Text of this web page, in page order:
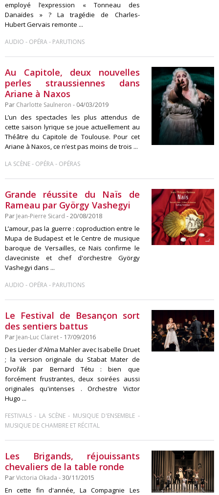
employé l’expression « Tonneau des
Danaïdes » ? La tragédie de Charles-
Hubert Gervais remonte ...
AUDIO - OPÉRA- PARUTIONS
Au Capitole, deux nouvelles
perles straussiennes dans
Ariane à Naxos
Par Charlotte Saulneron - 04/03/2019
L’un des spectacles les plus attendus de
cette saison lyrique se joue actuellement au
Théâtre du Capitole de Toulouse. Pour cet
Ariane à Naxos, ce n’est pas moins de trois ...
LA SCÈNE- OPÉRA- OPÉRAS
Grande réussite du Naïs de
Rameau par György Vashegyi
Par Jean-Pierre Sicard - 20/08/2018
L’amour, pas la guerre : coproduction entre le
Mupa de Budapest et le Centre de musique
baroque de Versailles, ce Naïs confirme le
claveciniste et chef d'orchestre György
Vashegyi dans ...
AUDIO - OPÉRA- PARUTIONS
Le Festival de Besançon sort
des sentiers battus
Par Jean-Luc Clairet- 17/09/2016
Des Lieder d'Alma Mahler avec Isabelle Druet
; la version originale du Stabat Mater de
Dvořák par Bernard Tétu : bien que
forcément frustrantes, deux soirées aussi
originales qu'intenses . Orchestre Victor
Hugo ...
FESTIVALS - LA SCÈNE - MUSIQUE D'ENSEMBLE -
MUSIQUE DE CHAMBRE ET RÉCITAL
Les Brigands, réjouissants
chevaliers de la table ronde
ParVictoria Okada - 30/11/2015
En cette fin d'année, La Compagnie Les